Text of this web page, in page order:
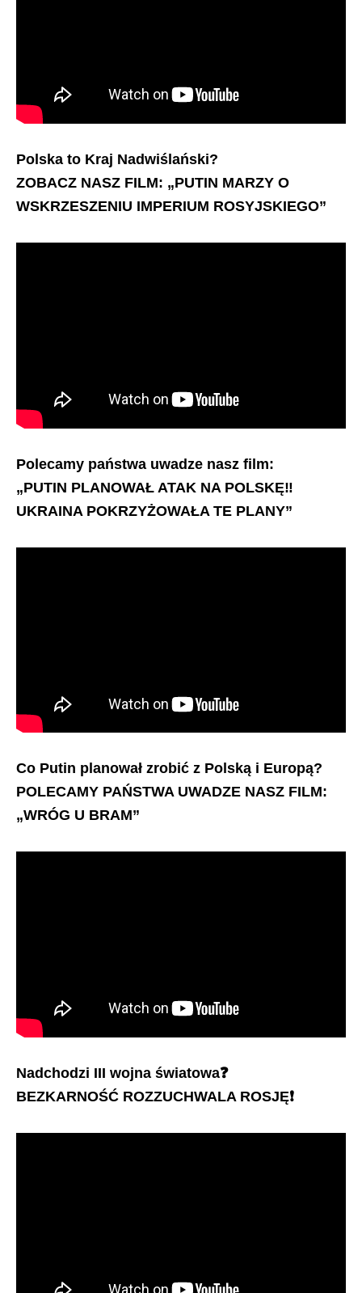
Polska to Kraj Nadwiślański?
ZOBACZ NASZ FILM: „PUTIN MARZY O
WSKRZESZENIU IMPERIUM ROSYJSKIEGO”
Polecamy państwa uwadze nasz film:
„PUTIN PLANOWAŁ ATAK NA POLSKĘ‼️
UKRAINA POKRZYŻOWAŁA TE PLANY”
Co Putin planował zrobić z Polską i Europą?
POLECAMY PAŃSTWA UWADZE NASZ FILM:
„WRÓG U BRAM”
Nadchodzi III wojna światowa❓
BEZKARNOŚĆ ROZZUCHWALA ROSJĘ❗️